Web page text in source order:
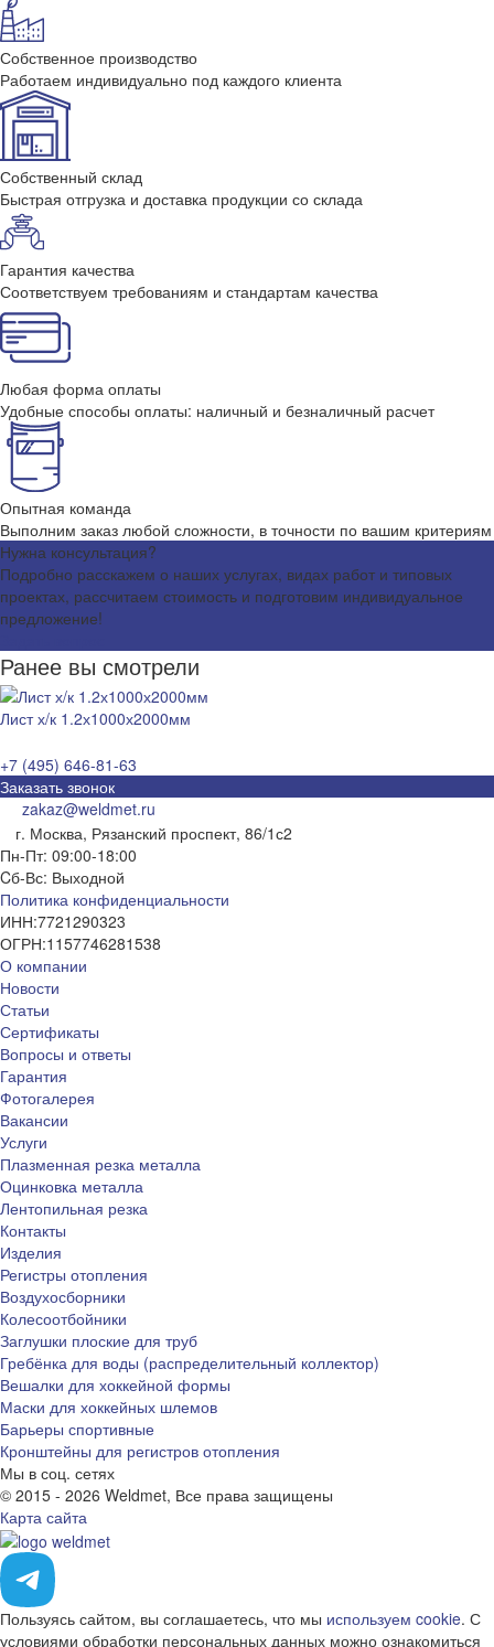
Собственное производство
Работаем индивидуально под каждого клиента
Собственный склад
Быстрая отгрузка и доставка продукции со склада
Гарантия качества
Соответствуем требованиям и стандартам качества
Любая форма оплаты
Удобные способы оплаты: наличный и безналичный расчет
Опытная команда
Выполним заказ любой сложности, в точности по вашим критериям
Нужна консультация?
Подробно расскажем о наших услугах, видах работ и типовых
проектах, рассчитаем стоимость и подготовим индивидуальное
предложение!
Ранее вы смотрели
Лист х/к 1.2х1000х2000мм
+7 (495) 646-81-63
Заказать звонок
zakaz@weldmet.ru
г. Москва, Рязанский проспект, 86/1с2
Пн-Пт: 09:00-18:00
Cб-Вс: Выходной
Политика конфиденциальности
ИНН:7721290323
ОГРН:1157746281538
О компании
Новости
Статьи
Сертификаты
Вопросы и ответы
Гарантия
Фотогалерея
Вакансии
Услуги
Плазменная резка металла
Оцинковка металла
Лентопильная резка
Контакты
Изделия
Регистры отопления
Воздухосборники
Колесоотбойники
Заглушки плоские для труб
Гребёнка для воды (распределительный коллектор)
Вешалки для хоккейной формы
Маски для хоккейных шлемов
Барьеры спортивные
Кронштейны для регистров отопления
Мы в соц. сетях
© 2015 - 2026 Weldmet, Все права защищены
Карта сайта
Пользуясь сайтом, вы соглашаетесь, что мы используем cookie. С
условиями обработки персональных данных можно ознакомиться